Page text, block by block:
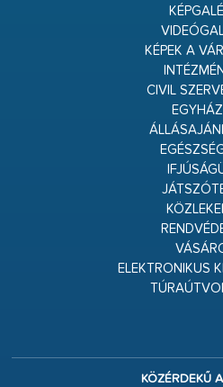
KÉPEK A
CIVIL
ELEKTRONIKUS
KÖZÉRDEKŰ